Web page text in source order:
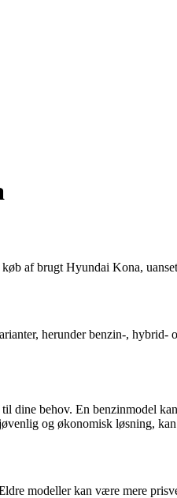
af brugt Hyundai Kona,
herunder benzin-,
behov. En benzinmodel
og økonomisk løsning,
modeller kan være mere